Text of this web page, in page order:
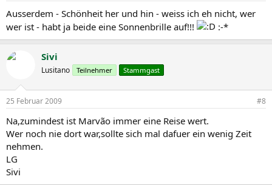
Ausserdem - Schönheit her und hin - weiss ich eh nicht, wer
wer ist - habt ja beide eine Sonnenbrille auf!!!
:-*
Sivi
Lusitano Teilnehmer Stammgast
25 Februar 2009 #8
Na,zumindest ist Marvão immer eine Reise wert.
Wer noch nie dort war,sollte sich mal dafuer ein wenig Zeit
nehmen.
LG
Sivi